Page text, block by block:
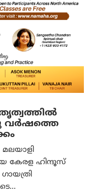
വർഷത്തെ
കേരള ഹിന്ദൂസ്